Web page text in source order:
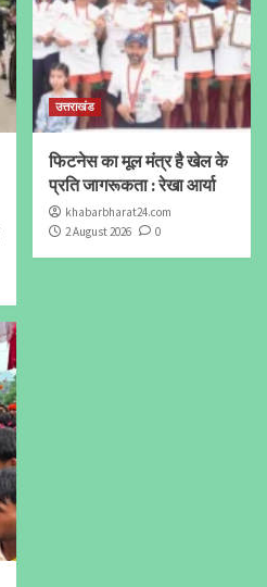
उत्तराखंड
फिटनेस का मूल मंत्र है खेल के
प्रति जागरूकता : रेखा आर्या
khabarbharat24.com
2 August 2026
0